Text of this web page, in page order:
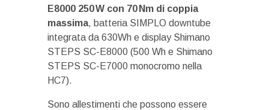
E8000 250 W con 70 Nm di coppia
massima, batteria SIMPLO downtube
integrata da 630Wh e display Shimano
STEPS SC-E8000 (500 Wh e Shimano
STEPS SC-E7000 monocromo nella
HC7).
Sono allestimenti che possono essere